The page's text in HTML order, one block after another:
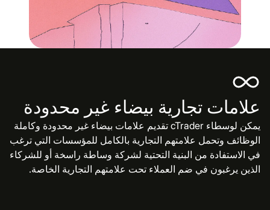
علامات تجارية بيضاء غير محدودة
يمكن لوسطاء cTrader تقديم علامات بيضاء غير محدودة وكاملة
الوظائف وتحمل علامتهم التجارية بالكامل للمؤسسات التي ترغب
في الاستفادة من البنية التحتية لشركة وساطة راسخة أو للشركاء
الذين يرغبون في ضم العملاء تحت علامتهم التجارية الخاصة.